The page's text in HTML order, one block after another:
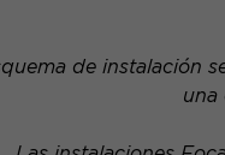
de instalación
una